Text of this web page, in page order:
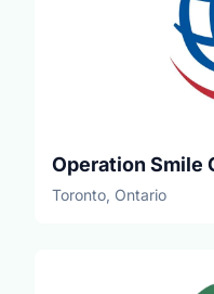
Operation Smile
Toronto, Ontario